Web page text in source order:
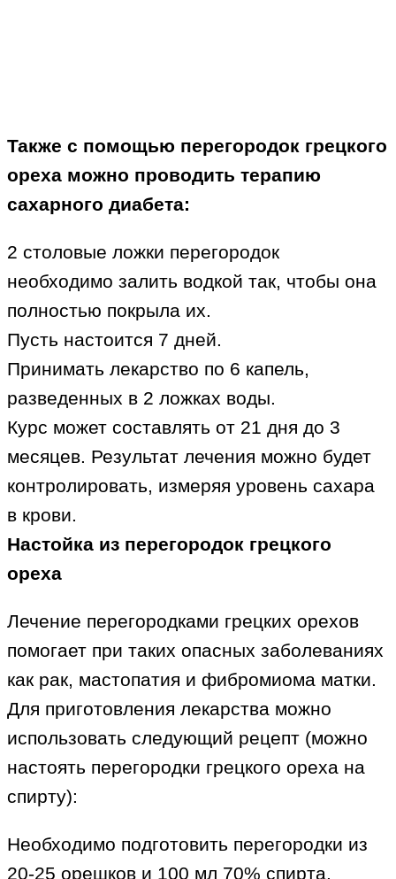
Также с помощью перегородок грецкого
ореха можно проводить терапию
сахарного диабета:
2 столовые ложки перегородок
необходимо залить водкой так, чтобы она
полностью покрыла их.
Пусть настоится 7 дней.
Принимать лекарство по 6 капель,
разведенных в 2 ложках воды.
Курс может составлять от 21 дня до 3
месяцев. Результат лечения можно будет
контролировать, измеряя уровень сахара
в крови.
Настойка из перегородок грецкого
ореха
Лечение перегородками грецких орехов
помогает при таких опасных заболеваниях
как рак, мастопатия и фибромиома матки.
Для приготовления лекарства можно
использовать следующий рецепт (можно
настоять перегородки грецкого ореха на
спирту):
Необходимо подготовить перегородки из
20-25 орешков и 100 мл 70% спирта.